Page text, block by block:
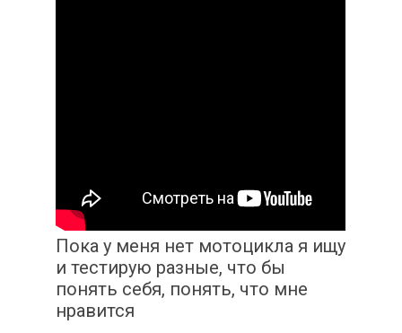
Пока у меня нет мотоцикла я ищу
и тестирую разные, что бы
понять себя, понять, что мне
нравится